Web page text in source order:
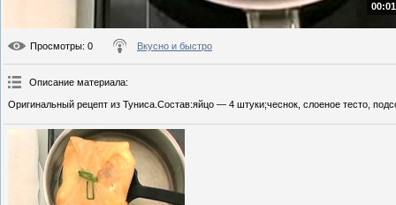
Просмотры: 0 Вкусно и быстро
Описание материала:
Оригинальный рецепт из Туниса.Состав:яйцо — 4 штуки;чеснок, слоеное тесто,